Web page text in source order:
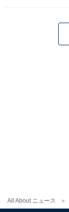
All About ニュース